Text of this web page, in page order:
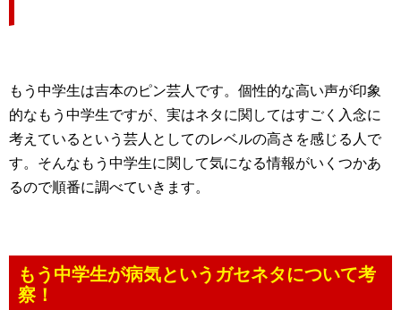
もう中学生は吉本のピン芸人です。個性的な高い声が印象
的なもう中学生ですが、実はネタに関してはすごく入念に
考えているという芸人としてのレベルの高さを感じる人で
す。そんなもう中学生に関して気になる情報がいくつかあ
るので順番に調べていきます。
もう中学生が病気というガセネタについて考
察！